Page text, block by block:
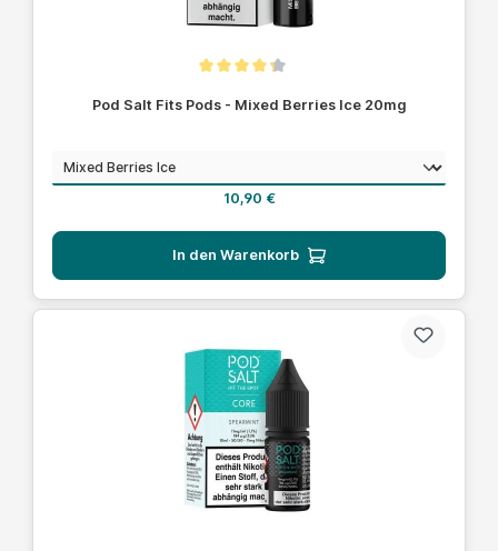
Pod Salt Fits Pods - Mixed Berries Ice 20mg
Geschmackauswählen
Regulärer Preis:
10,90 €
In den Warenkorb